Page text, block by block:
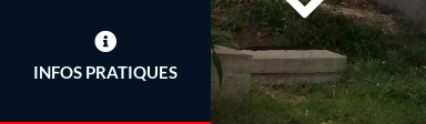
INFOS PRATIQUES